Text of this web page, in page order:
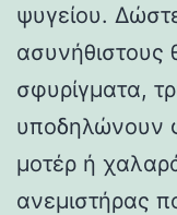
ψυγείου.
σφυρίγματα,
υποδηλώνουν
μοτέρ ή
ανεμιστήρας